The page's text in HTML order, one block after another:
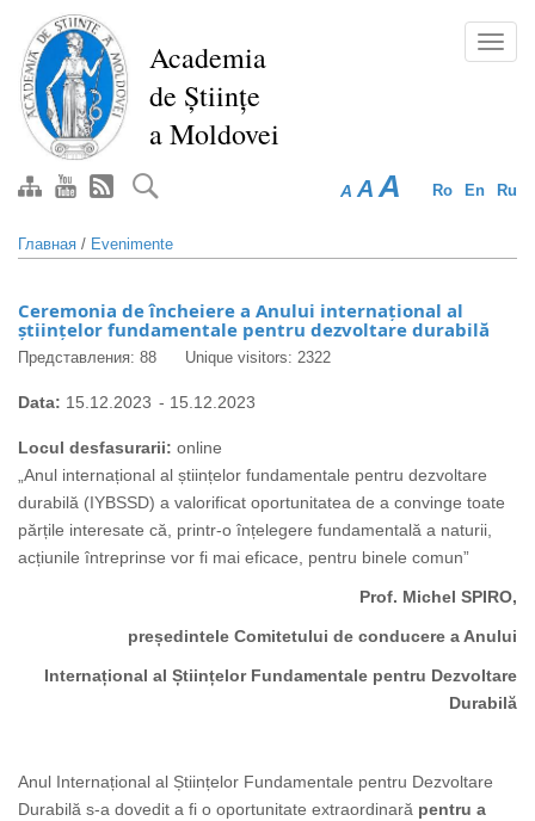
Перейти
основному
содержанию
Academia
de Științe
a Moldovei
Ro En Ru
A A A
Главная / Evenimente
Ceremonia de încheiere a Anului internațional al
științelor fundamentale pentru dezvoltare durabilă
Представления: 88 Unique visitors: 2322
Data: 15.12.2023 - 15.12.2023
Locul desfasurarii: online
„Anul internațional al științelor fundamentale pentru dezvoltare
durabilă (IYBSSD) a valorificat oportunitatea de a convinge toate
părțile interesate că, printr-o înțelegere fundamentală a naturii,
acțiunile întreprinse vor fi mai eficace, pentru binele comun”
Prof. Michel SPIRO,
președintele Comitetului de conducere a Anului
Internațional al Științelor Fundamentale pentru Dezvoltare
Durabilă
Anul Internațional al Științelor Fundamentale pentru Dezvoltare
Durabilă s-a dovedit a fi o oportunitate extraordinară pentru a